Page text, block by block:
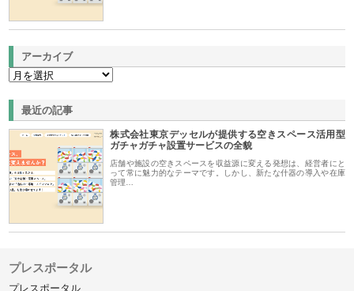
アーカイブ
最近の記事
株式会社東京デッセルが提供する空きスペース活用型
ガチャガチャ設置サービスの全貌
店舗や施設の空きスペースを収益源に変える発想は、経営者にと
って常に魅力的なテーマです。しかし、新たな什器の導入や在庫
管理…
プレスポータル
プレスポータル